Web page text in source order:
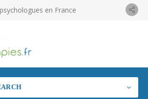
en France